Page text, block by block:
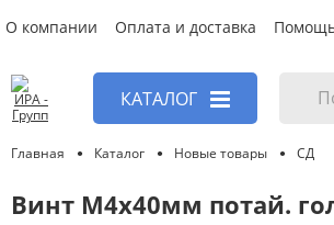
О компании Оплата и доставка
КАТАЛОГ
Главная Каталог Новые товары СД
Винт М4х40мм потай.